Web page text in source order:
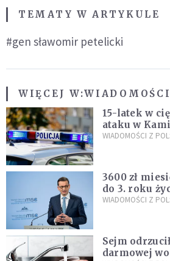
TEMATY W ARTYKULE
#gen sławomir petelicki
WIĘCEJ W:
15-latek w
ataku w
Policja
WIADOMOŚCI Z
3600 zł
do 3. roku
propozycji
WIADOMOŚCI Z
Sejm
darmowej